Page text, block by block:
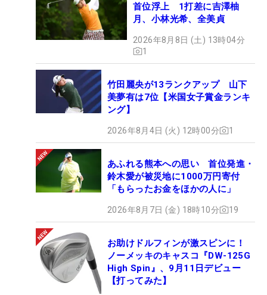
首位浮上 1打差に吉澤柚
月、小林光希、全美貞
2026年8月8日 (土) 13時04分
1
竹田麗央が13ランクアップ 山下
美夢有は7位【米国女子賞金ランキ
ング】
2026年8月4日 (火) 12時00分 1
あふれる熊本への思い 首位発進・
鈴木愛が被災地に1000万円寄付
「もらったお金をほかの人に」
2026年8月7日 (金) 18時10分 19
お助けドルフィンが激スピンに！
ノーメッキのキャスコ『DW-125G
High Spin』、9月11日デビュー
【打ってみた】